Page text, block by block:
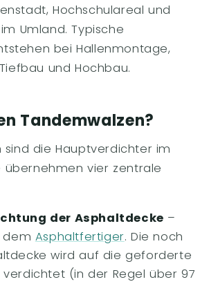
Hochschulareal und
Umland. Typische
bei Hallenmontage,
und Hochbau.
Tandemwalzen?
sind die Hauptverdichter im
übernehmen vier zentrale
der Asphaltdecke –
dem Asphaltfertiger. Die noch
wird auf die geforderte
(in der Regel über 97